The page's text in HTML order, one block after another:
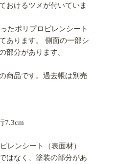
おけるツメが付いていま
たポリプロピレンシート
あります。 側面の一部シ
部分があります。
商品です。過去帳は別売
7.3cm
レンシート（表面材）
はなく、塗装の部分があ